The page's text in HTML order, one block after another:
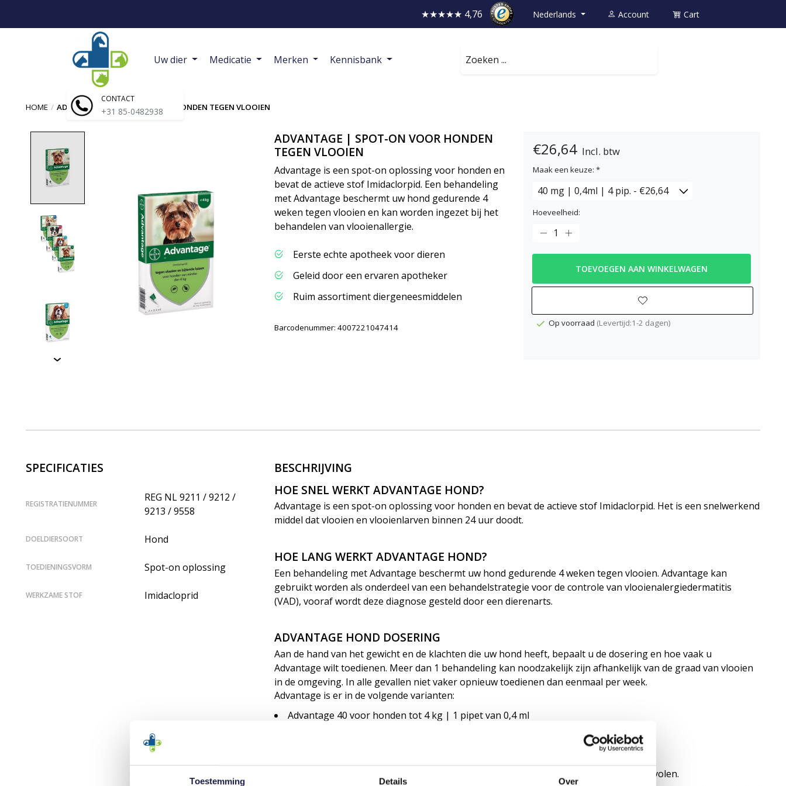
Toestemming Details Over
★★★★★ 4,76 Nederlands Account Cart
Uw dier Medicatie Merken Kennisbank
CONTACT
+31 85-0482938
HOME / ADVANTAGE | SPOT-ON VOOR HONDEN TEGEN VLOOIEN
ADVANTAGE | SPOT-ON VOOR HONDEN
TEGEN VLOOIEN
Barcodenummer: 4007221047414
Eerste echte apotheek voor dieren
Geleid door een ervaren apotheker
Ruim assortiment diergeneesmiddelen
Advantage is een spot-on oplossing voor honden en
bevat de actieve stof Imidaclorpid. Een behandeling
met Advantage beschermt uw hond gedurende 4
weken tegen vlooien en kan worden ingezet bij het
behandelen van vlooienallergie.
€26,64 Incl. btw
Maak een keuze: *
Hoeveelheid:
TOEVOEGEN AAN WINKELWAGEN
Op voorraad (Levertijd:1-2 dagen)
SPECIFICATIES
REGISTRATIENUMMER
REG NL 9211 / 9212 /
9213 / 9558
DOELDIERSOORT Hond
TOEDIENINGSVORM Spot-on oplossing
WERKZAME STOF Imidacloprid
BESCHRIJVING
HOE SNEL WERKT ADVANTAGE HOND?
Advantage is een spot-on oplossing voor honden en bevat de actieve stof Imidaclorpid. Het is een snelwerkend
middel datvlooien en vlooienlarven binnen 24 uur doodt.
HOE LANG WERKT ADVANTAGE HOND?
Een behandeling met Advantage beschermt uw hond gedurende 4 weken tegen vlooien. Advantage kan
gebruikt worden als onderdeel van een behandelstrategie voor de controle vanvlooienalergiedermatitis
(VAD), vooraf wordt deze diagnose gesteld door een dierenarts.
ADVANTAGE HOND DOSERING
Aan de hand van het gewicht en de klachten die uw hond heeft, bepaalt u de dosering en hoe vaak u
Advantage wilt toedienen. Meer dan 1 behandeling kan noodzakelijk zijn afhankelijk van de graad van vlooien
in de omgeving. In alle gevallen niet vaker opnieuw toedienen dan eenmaal per week.
Advantage is er in de volgende varianten:
Advantage 40 voor honden tot 4 kg | 1 pipet van 0,4 ml
* Voor honden zwaarder dan 40 kg wordt een dubbele dosis van Advantage 400 aanbevolen.